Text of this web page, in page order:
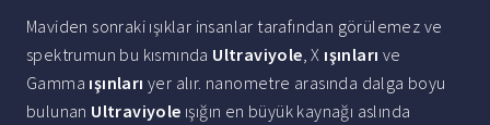
Maviden sonraki ışıklar insanlar tarafından görülemez ve
spektrumun bu kısmında Ultraviyole, X ışınları ve
Gamma ışınları yer alır. nanometre arasında dalga boyu
bulunan Ultraviyole ışığın en büyük kaynağı aslında